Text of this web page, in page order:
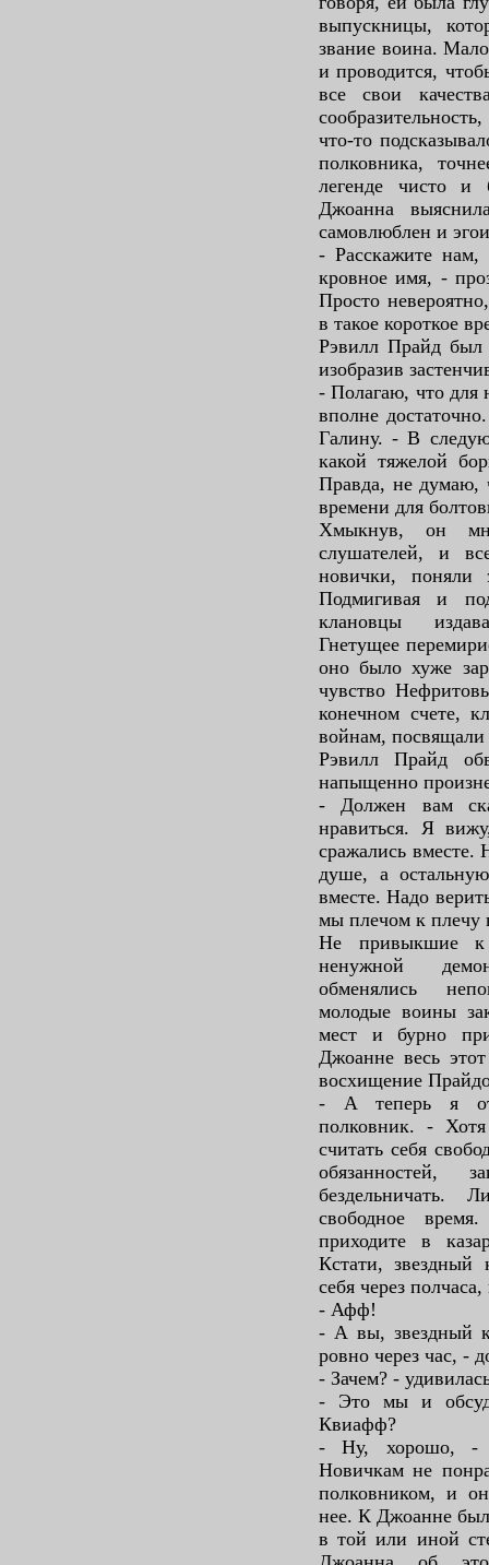
выпускницы,
звание воина.
и проводится,
все свои
что-то
полковника,
легенде чисто и
Джоанна
самовлюблен и
- Расскажите нам,
кровное имя, -
Просто
в такое короткое
Рэвилл Прайд был
изобразив
- Полагаю, что для
вполне
Галину. - В
какой тяжелой
Правда, не думаю,
времени для
Хмыкнув, он
слушателей, и
новички, поняли
Подмигивая и
клановцы
Гнетущее
оно было хуже
чувство
конечном счете,
войнам,
Рэвилл Прайд
напыщенно
- Должен вам
нравиться. Я
сражались
душе, а
вместе. Надо
мы плечом к плечу
Не привыкшие к
ненужной
обменялись
молодые воины
мест и бурно
Джоанне весь
восхищение
- А теперь я
полковник. -
считать себя
обязанностей,
свободное
приходите в
Кстати,
себя через
- Афф!
- А вы, звездный
ровно через час, -
- Зачем? -
- Это мы и
Квиафф?
- Ну, хорошо, -
Новичкам не
полковником, и
нее. К Джоанне
в той или иной